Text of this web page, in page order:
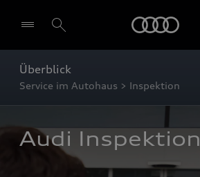
Überblick
Service im Autohaus > Inspektion
Audi Inspektion